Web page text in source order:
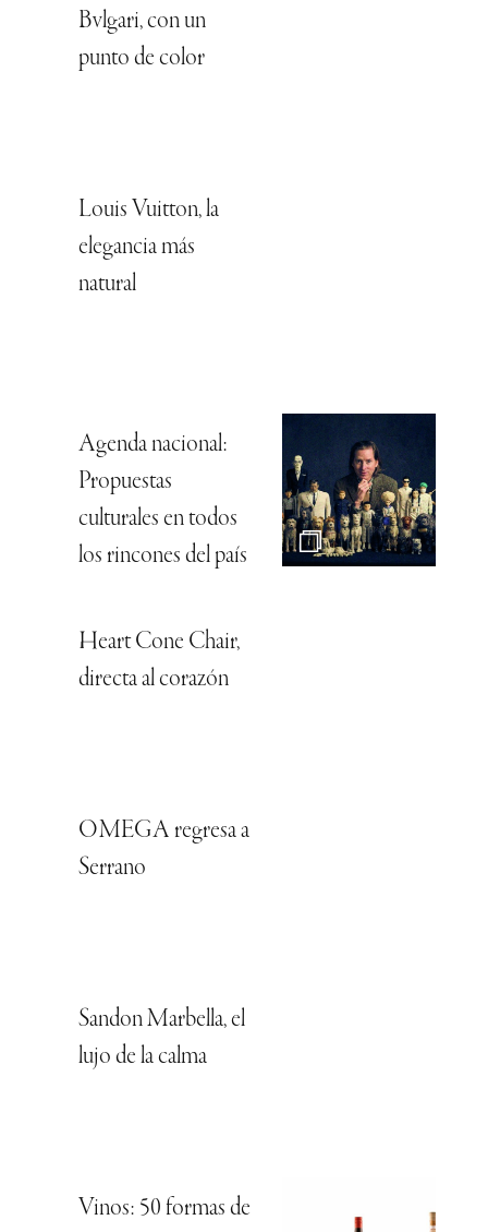
Bvlgari, con un
punto de color
Louis Vuitton, la
elegancia más
natural
Agenda nacional:
Propuestas
culturales en todos
los rincones del país
Heart Cone Chair,
directa al corazón
OMEGA regresa a
Serrano
Sandon Marbella, el
lujo de la calma
Vinos: 50 formas de